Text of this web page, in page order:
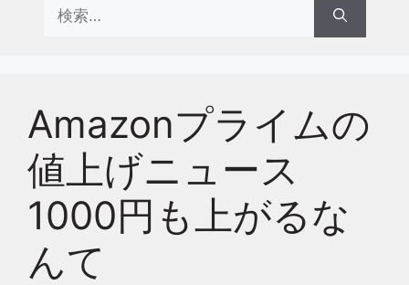
索:
Amazonプライムの
値上げニュース
1000円も上がるな
んて